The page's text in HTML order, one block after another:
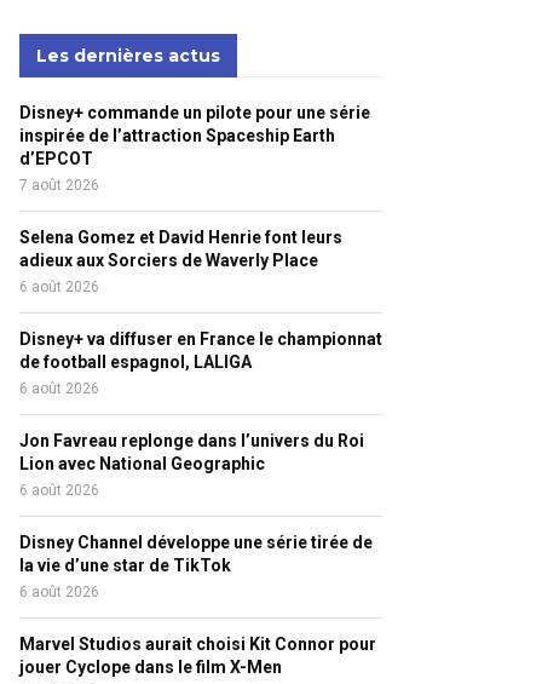
Les dernières actus
Disney+ commande un pilote pour une série
inspirée de l’attraction Spaceship Earth
d’EPCOT
7 août 2026
Selena Gomez et David Henrie font leurs
adieux aux Sorciers de Waverly Place
6 août 2026
Disney+ va diffuser en France le championnat
de football espagnol, LALIGA
6 août 2026
Jon Favreau replonge dans l’univers du Roi
Lion avec National Geographic
6 août 2026
Disney Channel développe une série tirée de
la vie d’une star de TikTok
6 août 2026
Marvel Studios aurait choisi Kit Connor pour
jouer Cyclope dans le film X-Men